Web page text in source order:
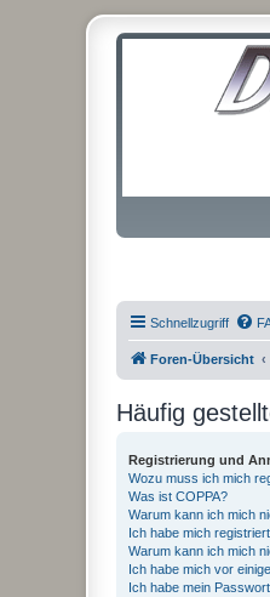
Schnellzugriff
Foren-Übersicht
Häufig
Registrierung und
Wozu muss ich mich
Was ist COPPA?
Warum kann ich mich
Ich habe mich
Warum kann ich mich
Ich habe mich vor
Ich habe mein